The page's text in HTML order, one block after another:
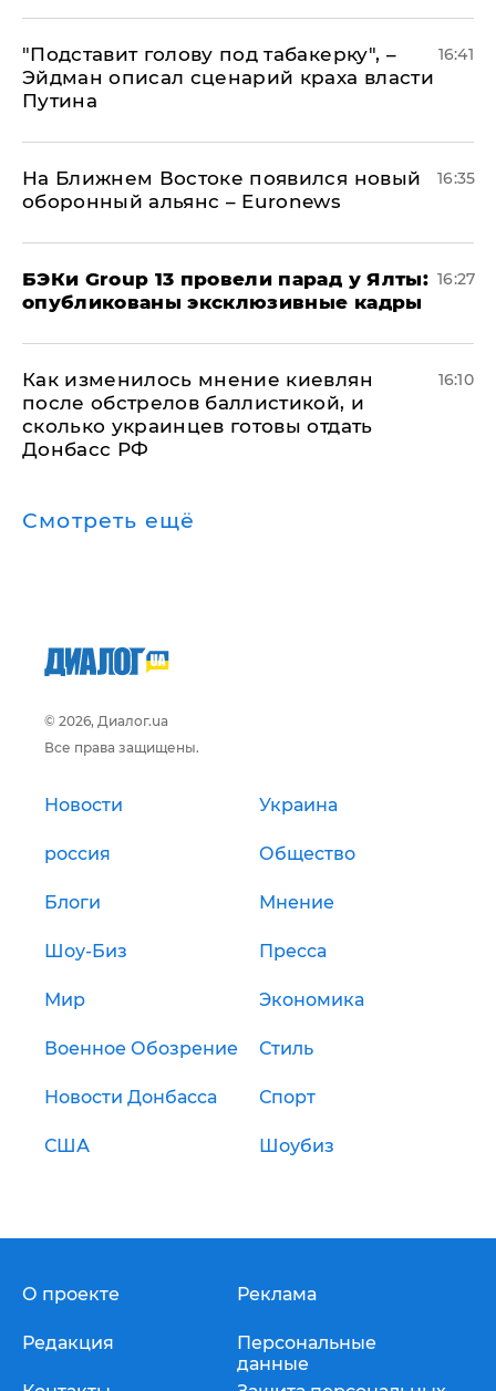
​"Подставит голову под табакерку", –
Эйдман описал сценарий краха власти
Путина
16:41
На Ближнем Востоке появился новый
оборонный альянс – Euronews
16:35
​БЭКи Group 13 провели парад у Ялты:
опубликованы эксклюзивные кадры
16:27
Как изменилось мнение киевлян
после обстрелов баллистикой, и
сколько украинцев готовы отдать
Донбасс РФ
16:10
Смотреть ещё
© 2026, Диалог.ua
Все права защищены.
Новости Украина
россия Общество
Блоги Мнение
Шоу-Биз Пресса
Мир Экономика
Военное Обозрение Стиль
Новости Донбасса Спорт
США Шоубиз
О проекте
Редакция
Реклама
Персональные
данные